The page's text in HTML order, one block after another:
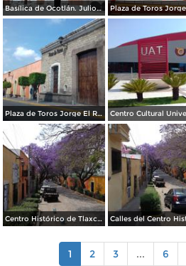
Basílica de Ocotlán. Julio/2017
Plaza de Toros Jorge El Ranchero Aguilar. Mayo/2017
Centro Histórico de Tlaxcala. Abril/2017
1 2 3 ... 6